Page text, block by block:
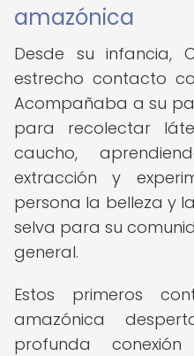
amazónica
Desde su infancia,
estrecho contacto
Acompañaba a su
para recolectar
caucho,
extracción y
persona la belleza y
selva para su
general.
Estos primeros
amazónica
profunda